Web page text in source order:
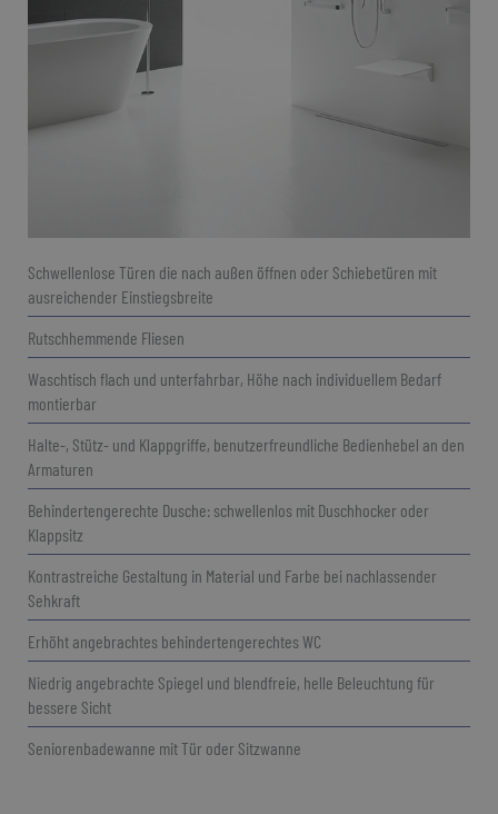
Schwellenlose Türen die nach außen öffnen oder Schiebetüren mit
ausreichender Einstiegsbreite
Rutschhemmende Fliesen
Waschtisch flach und unterfahrbar, Höhe nach individuellem Bedarf
montierbar
Halte-, Stütz- und Klappgriffe, benutzerfreundliche Bedienhebel an den
Armaturen
Behindertengerechte Dusche: schwellenlos mit Duschhocker oder
Klappsitz
Kontrastreiche Gestaltung in Material und Farbe bei nachlassender
Sehkraft
Erhöht angebrachtes behindertengerechtes WC
Niedrig angebrachte Spiegel und blendfreie, helle Beleuchtung für
bessere Sicht
Seniorenbadewanne mit Tür oder Sitzwanne